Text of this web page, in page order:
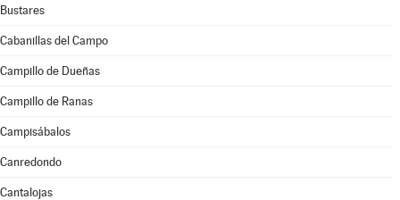
Bustares
Cabanillas del Campo
Campillo de Dueñas
Campillo de Ranas
Campisábalos
Canredondo
Cantalojas